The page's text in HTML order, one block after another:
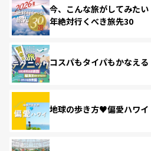
今、こんな旅がしてみた
年絶対行くべき旅先30
コスパもタイパもかなえ
地球の歩き方♥偏愛ハワイ